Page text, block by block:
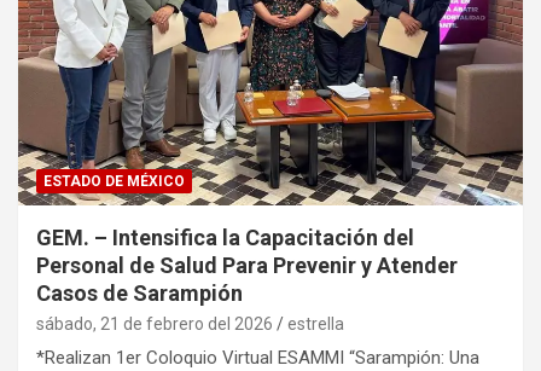
ESTADO DE MÉXICO
GEM. – Intensifica la Capacitación del
Personal de Salud Para Prevenir y Atender
Casos de Sarampión
sábado, 21 de febrero del 2026 estrella
*Realizan 1er Coloquio Virtual ESAMMI “Sarampión: Una